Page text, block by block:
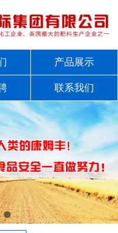
产品展示
联系我们